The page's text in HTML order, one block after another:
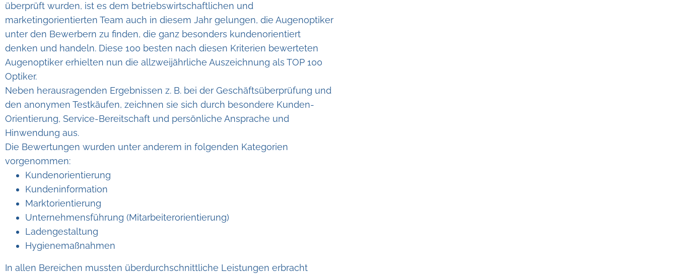
überprüft wurden, ist es dem betriebswirtschaftlichen und
marketingorientierten Team auch in diesem Jahr gelungen, die Augenoptiker
unter den Bewerbern zu finden, die ganz besonders kundenorientiert
denken und handeln. Diese 100 besten nach diesen Kriterien bewerteten
Augenoptiker erhielten nun die allzweijährliche Auszeichnung als TOP 100
Optiker.
Neben herausragenden Ergebnissen z. B. bei der Geschäftsüberprüfung und
den anonymen Testkäufen, zeichnen sie sich durch besondere Kunden-
Orientierung, Service-Bereitschaft und persönliche Ansprache und
Hinwendung aus.
Die Bewertungen wurden unter anderem in folgenden Kategorien
vorgenommen:
Kundenorientierung
Kundeninformation
Marktorientierung
Unternehmensführung (Mitarbeiterorientierung)
Ladengestaltung
Hygienemaßnahmen
In allen Bereichen mussten überdurchschnittliche Leistungen erbracht